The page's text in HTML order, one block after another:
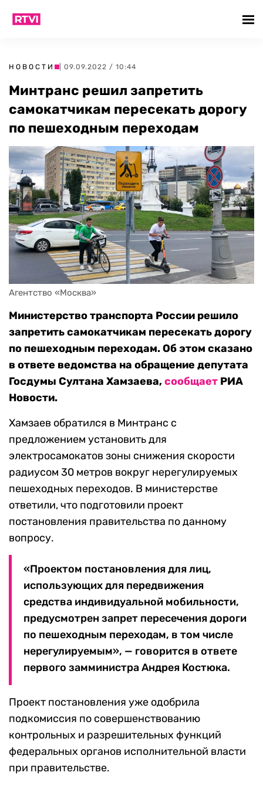
НОВОСТИ | 09.09.2022 / 10:44
Минтранс решил запретить
самокатчикам пересекать дорогу
по пешеходным переходам
Агентство «Москва»
Министерство транспорта России решило
запретить самокатчикам пересекать дорогу
по пешеходным переходам. Об этом сказано
в ответе ведомства на обращение депутата
Госдумы Султана Хамзаева,сообщает РИА
Новости.
Хамзаев обратился в Минтранс с
предложением установить для
электросамокатов зоны снижения скорости
радиусом 30 метров вокруг нерегулируемых
пешеходных переходов. В министерстве
ответили, что подготовили проект
постановления правительства по данному
вопросу.
«Проектом постановления для лиц,
использующих для передвижения
средства индивидуальной мобильности,
предусмотрен запрет пересечения дороги
по пешеходным переходам, в том числе
нерегулируемым», — говорится в ответе
первого замминистра Андрея Костюка.
Проект постановления уже одобрила
подкомиссия по совершенствованию
контрольных и разрешительных функций
федеральных органов исполнительной власти
при правительстве.